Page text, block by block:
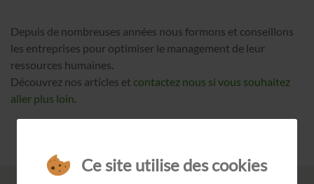
Depuis de nombreuses années nous formons et conseillons
les entreprises pour optimiser le management de leur
ressources humaines.
Découvrez nos articles et contactez nous si vous souhaitez
aller plus loin.
Ce site utilise des cookies